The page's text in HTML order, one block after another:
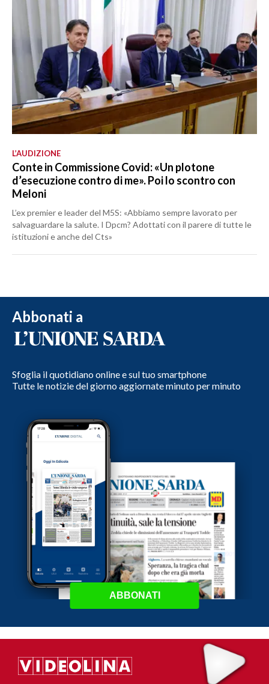
L’AUDIZIONE
Conte in Commissione Covid: «Un plotone
d’esecuzione contro di me». Poi lo scontro con
Meloni
L’ex premier e leader del M5S: «Abbiamo sempre lavorato per
salvaguardare la salute. I Dpcm? Adottati con il parere di tutte le
istituzioni e anche del Cts»
Abbonati a
Sfoglia il quotidiano online e sul tuo smartphone
Tutte le notizie del giorno aggiornate minuto per minuto
ABBONATI